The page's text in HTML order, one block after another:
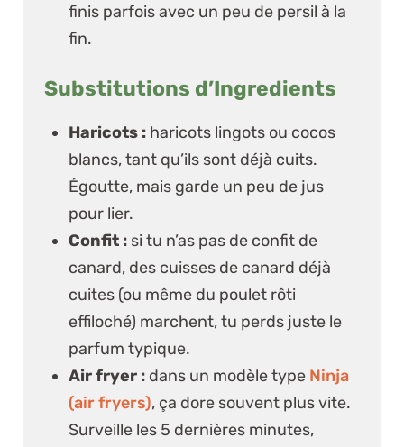
finis parfois avec un peu de persil à la
fin.
Substitutions d’Ingredients
Haricots : haricots lingots ou cocos
blancs, tant qu’ils sont déjà cuits.
Égoutte, mais garde un peu de jus
pour lier.
Confit : si tu n’as pas de confit de
canard, des cuisses de canard déjà
cuites (ou même du poulet rôti
effiloché) marchent, tu perds juste le
parfum typique.
Air fryer : dans un modèle type Ninja
(air fryers), ça dore souvent plus vite.
Surveille les 5 dernières minutes,